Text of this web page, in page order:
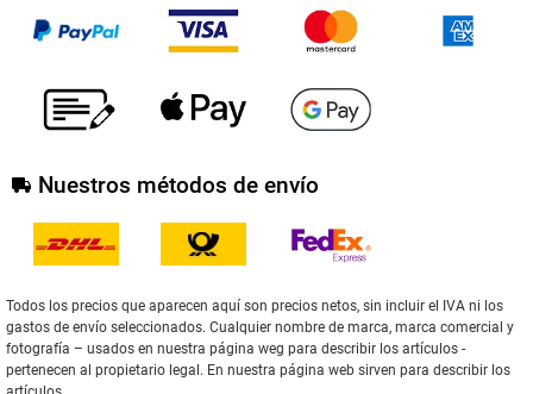
Nuestros métodos de envío
Todos los precios que aparecen aquí son precios netos, sin incluir el IVA ni los
gastos de envío seleccionados. Cualquier nombre de marca, marca comercial y
fotografía – usados en nuestra página weg para describir los artículos -
pertenecen al propietario legal. En nuestra página web sirven para describir los